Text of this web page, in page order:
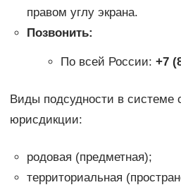
правом углу экрана.
Позвонить:
По всей России: +7
Виды подсудности в системе
юрисдикции:
родовая (предметная);
территориальная